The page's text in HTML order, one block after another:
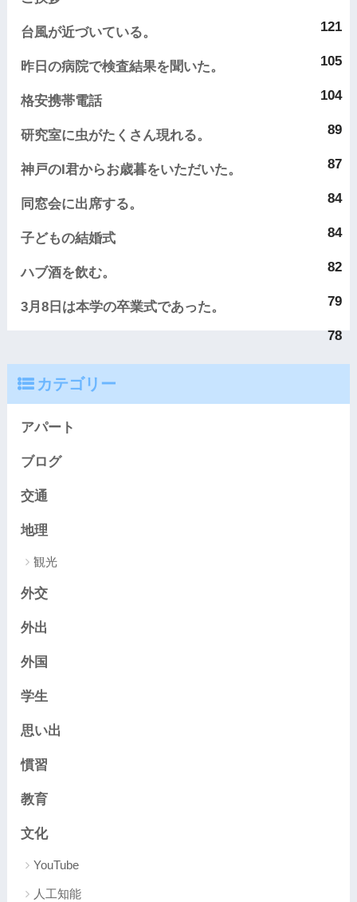
121
台風が近づいている。
105
昨日の病院で検査結果を聞いた。
104
格安携帯電話
89
研究室に虫がたくさん現れる。
87
神戸のI君からお歳暮をいただいた。
84
同窓会に出席する。
84
子どもの結婚式
82
ハブ酒を飲む。
79
3月8日は本学の卒業式であった。
78
カテゴリー
アパート
ブログ
交通
地理
観光
外交
外出
外国
学生
思い出
慣習
教育
文化
YouTube
人工知能